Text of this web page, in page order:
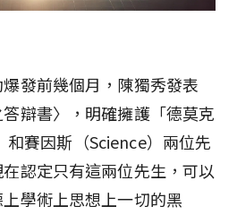
發前幾個月，陳獨秀發表
答辯書〉，明確擁護「德莫克
賽因斯（Science）兩位先
認定只有這兩位先生，可以
學術上思想上一切的黑